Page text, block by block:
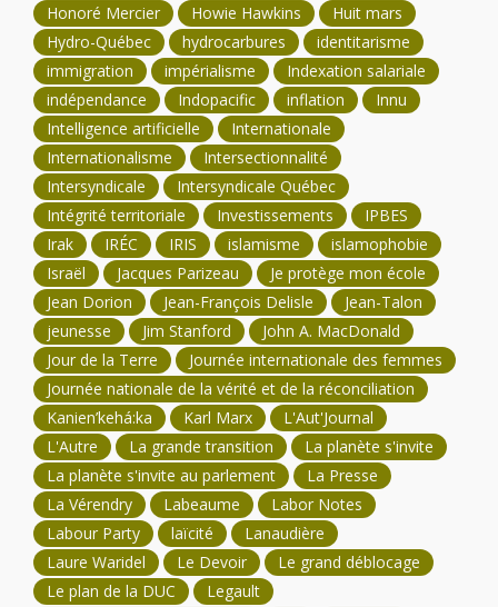
Honoré Mercier
Howie Hawkins
Huit mars
Hydro-Québec
hydrocarbures
identitarisme
immigration
impérialisme
Indexation salariale
indépendance
Indopacific inflation
Innu
Intelligence artificielle
Internationale
Internationalisme
Intersectionnalité
Intersyndicale
Intersyndicale Québec
Intégrité territoriale
Investissements
IPBES
Irak
IRÉC IRIS islamisme
islamophobie
Israël
Jacques Parizeau
Je protège mon école
Jean Dorion
Jean-François Delisle
Jean-Talon
jeunesse
Jim Stanford
John A. MacDonald
Jour de la Terre
Journée internationale des femmes
Journée nationale de la vérité et de la réconciliation
Kanien’kehá:ka
Karl Marx
L'Aut'Journal
L'Autre
La grande transition
La planète s'invite
La planète s'invite au parlement
La Presse
La Vérendry
Labeaume
Labor Notes
Labour Party
laïcité
Lanaudière
Laure Waridel
Le Devoir
Le grand déblocage
Le plan de la DUC
Legault